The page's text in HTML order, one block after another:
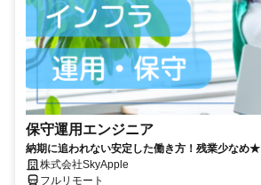
保守運用エンジニア
納期に追われない安定した働き方！残業少なめ★
株式会社SkyApple
フルリモート